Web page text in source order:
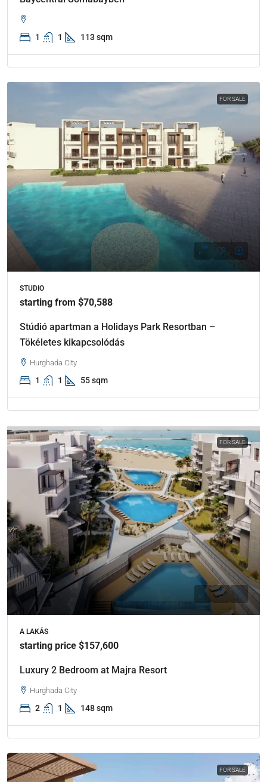
1 1 113 sqm
FOR SALE
STUDIO
starting from $70,588
Stúdió apartman a Holidays Park Resortban –
Tökéletes kikapcsolódás
Hurghada City
1 1 55 sqm
FOR SALE
A LAKÁS
starting price $157,600
Luxury 2 Bedroom at Majra Resort
Hurghada City
2 1 148 sqm
FOR SALE